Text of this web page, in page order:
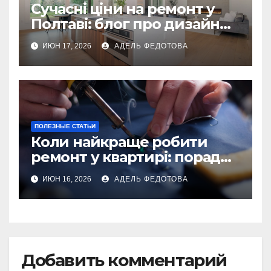
Сучасні ціни на ремонт у
Полтаві: блог про дизайн
інтер\’єру
ИЮН 17, 2026 АДЕЛЬ ФЕДОТОВА
ПОЛЕЗНЫЕ СТАТЬИ
Коли найкраще робити
ремонт у квартирі: поради
та особливості 2026
ИЮН 16, 2026 АДЕЛЬ ФЕДОТОВА
Добавить комментарий